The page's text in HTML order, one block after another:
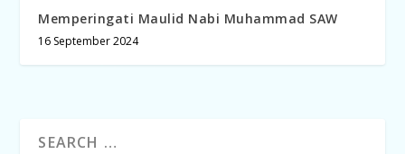
Memperingati Maulid Nabi Muhammad SAW
16 September 2024